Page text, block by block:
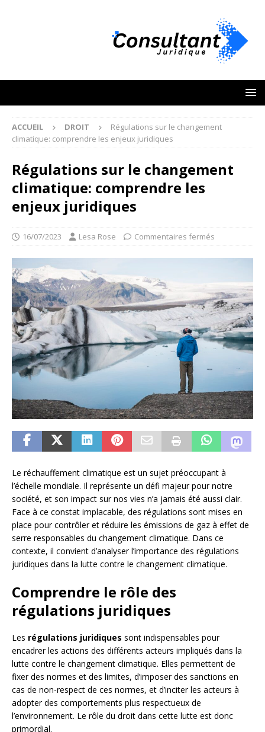
ACCUEIL DROIT
Régulations sur le changement
climatique: comprendre les enjeux juridiques
Régulations sur le changement
climatique: comprendre les
enjeux juridiques
16/07/2023 Lesa Rose Commentaires fermés
Le réchauffement climatique est un sujet préoccupant à
l’échelle mondiale. Il représente un défi majeur pour notre
société, et son impact sur nos vies n’a jamais été aussi clair.
Face à ce constat implacable, des régulations sont mises en
place pour contrôler et réduire les émissions de gaz à effet de
serre responsables du changement climatique. Dans ce
contexte, il convient d’analyser l’importance des régulations
juridiques dans la lutte contre le changement climatique.
Comprendre le rôle des
régulations juridiques
Les régulations juridiques sont indispensables pour
encadrer les actions des différents acteurs impliqués dans la
lutte contre le changement climatique. Elles permettent de
fixer des normes et des limites, d’imposer des sanctions en
cas de non-respect de ces normes, et d’inciter les acteurs à
adopter des comportements plus respectueux de
l’environnement. Le rôle du droit dans cette lutte est donc
primordial.